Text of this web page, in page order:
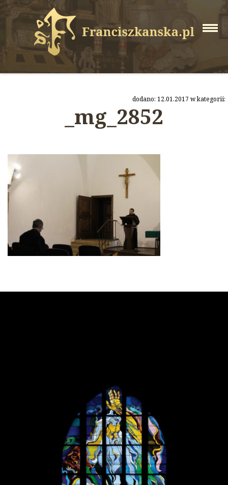
dodano: 12.01.2017 w kategorii:
_mg_2852